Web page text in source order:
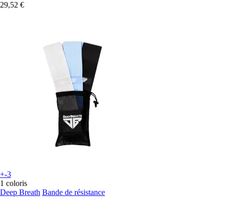
29,52 €
+-3
1 coloris
Deep Breath Bande de résistance